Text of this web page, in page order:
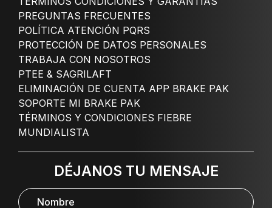
PREGUNTAS FRECUENTES
POLÍTICA ATENCIÓN PQRS
PROTECCIÓN DE DATOS PERSONALES
TRABAJA CON NOSOTROS
PTEE & SAGRILAFT
ELIMINACIÓN DE CUENTA APP BRAKE PAK
SOPORTE MI BRAKE PAK
TÉRMINOS Y CONDICIONES FIEBRE
MUNDIALISTA
DÉJANOS TU MENSAJE